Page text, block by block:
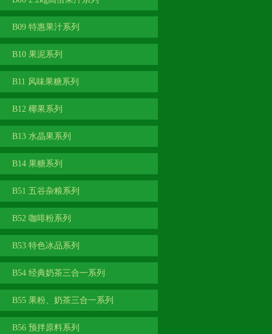
B09 特惠果汁系列
B10 果泥系列
B11 风味果糖系列
B12 椰果系列
B13 水晶果系列
B14 果糖系列
B51 五谷杂粮系列
B52 咖啡粉系列
B53 特色冰品系列
B54 经典奶茶三合一系列
B55 果粉、奶茶三合一系列
B56 预拌原料系列